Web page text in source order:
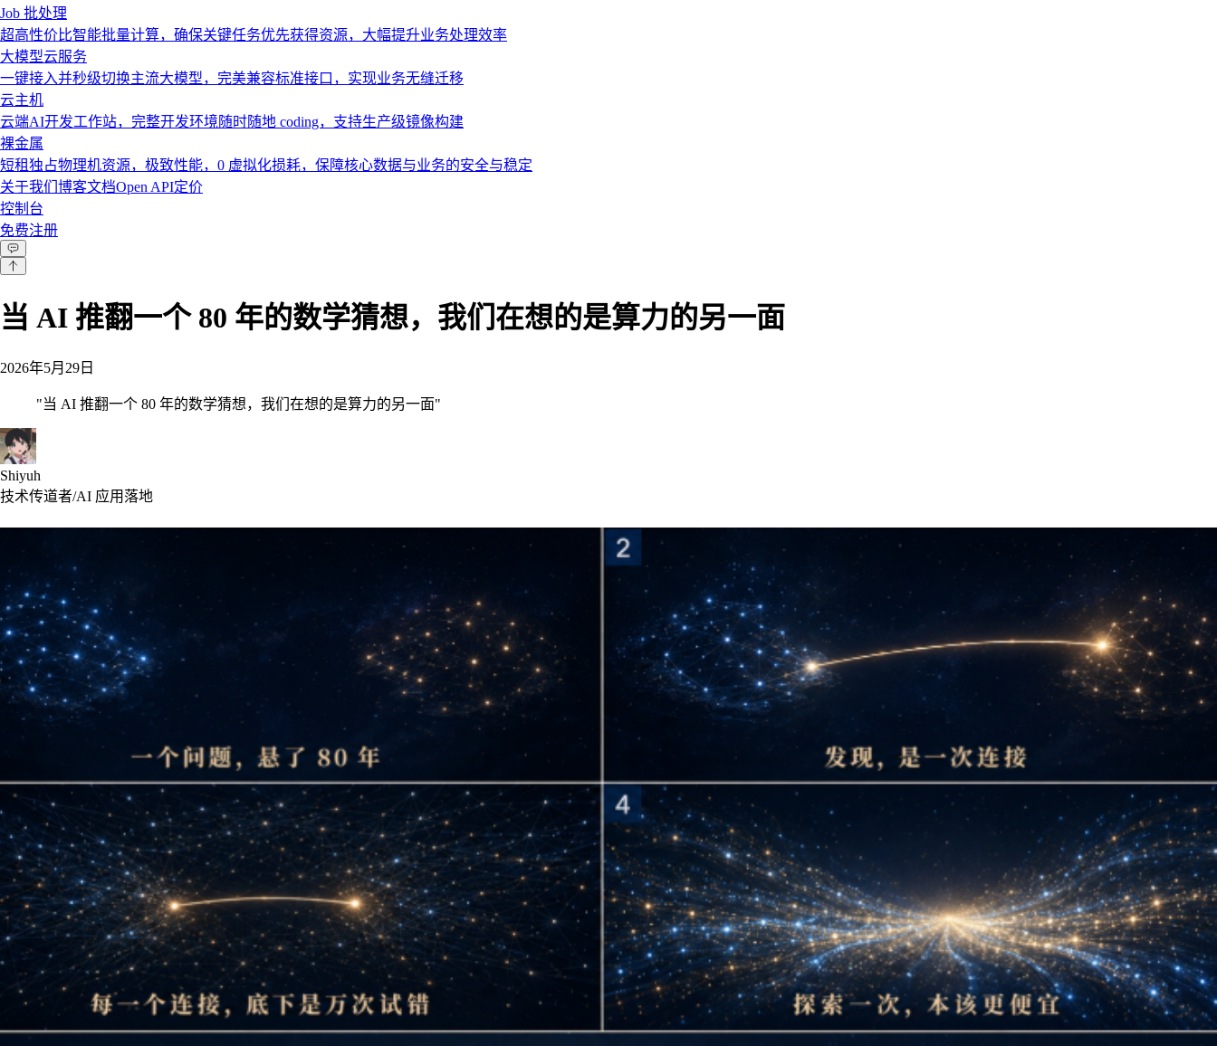
Job 批处理
超高性价比智能批量计算，确保关键任务优先获得资源，大幅提升业务处理效率
大模型云服务
一键接入并秒级切换主流大模型，完美兼容标准接口，实现业务无缝迁移
云主机
云端AI开发工作站，完整开发环境随时随地 coding，支持生产级镜像构建
裸金属
短租独占物理机资源，极致性能，0 虚拟化损耗，保障核心数据与业务的安全与稳定
关于我们 博客文档Open API定价
控制台
免费注册
当 AI 推翻一个 80 年的数学猜想，我们在想的是算力的另一面
2026年5月29日
"当 AI 推翻一个 80 年的数学猜想，我们在想的是算力的另一面"
Shiyuh
技术传道者/AI 应用落地